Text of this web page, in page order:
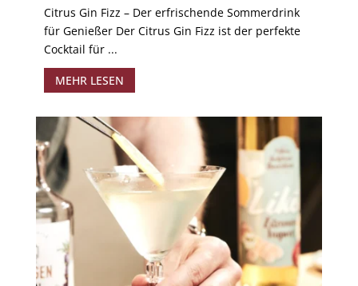
Citrus Gin Fizz – Der erfrischende Sommerdrink
für Genießer Der Citrus Gin Fizz ist der perfekte
Cocktail für ...
MEHR LESEN